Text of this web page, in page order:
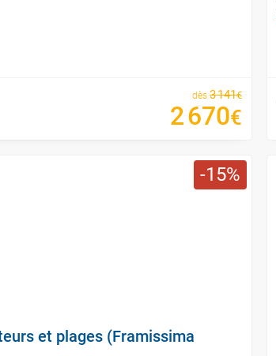
dès 3141€
2670€
15
et plages (Framissima